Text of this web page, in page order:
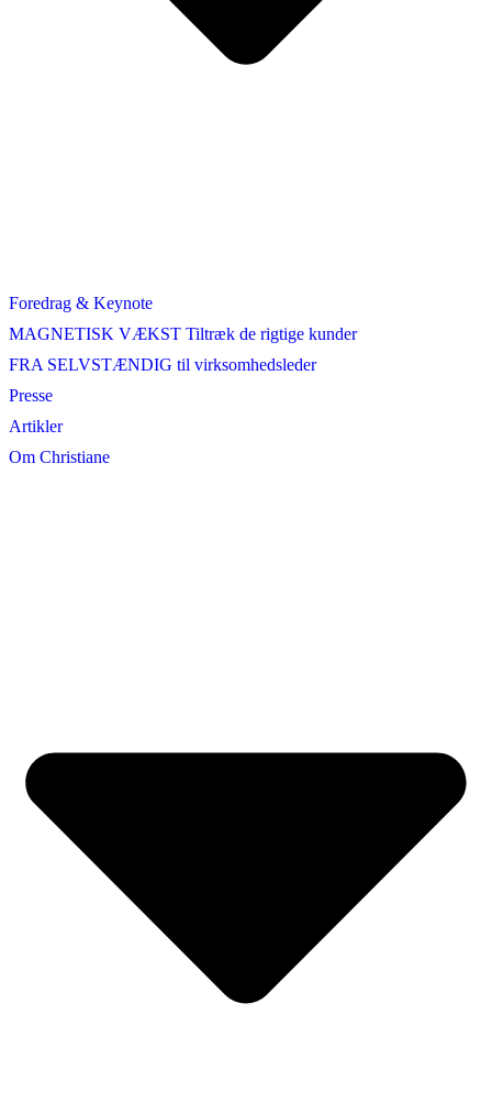
Foredrag & Keynote
MAGNETISK VÆKST Tiltræk de rigtige kunder
FRA SELVSTÆNDIG til virksomhedsleder
Presse
Artikler
Om Christiane